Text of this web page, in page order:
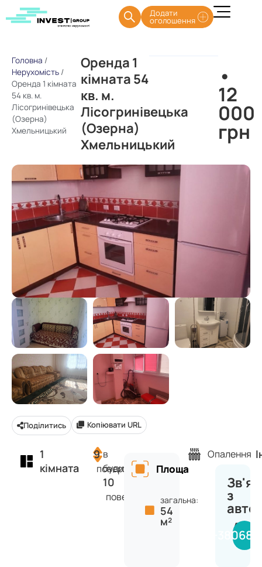
Додати
оголошення
Головна /
Нерухомість /
Оренда 1 кімната
54 кв. м.
Лісогринівецька
(Озерна)
Хмельницький
Оренда 1
кімната 54
кв. м.
Лісогринівецька
(Озерна)
Хмельницький
•
12
000
грн
Поділитись Копіювати URL
1
кімната
9
поверх
в
будинку
10
поверхів
Площа
загальна:
54
м²
Опалення
з